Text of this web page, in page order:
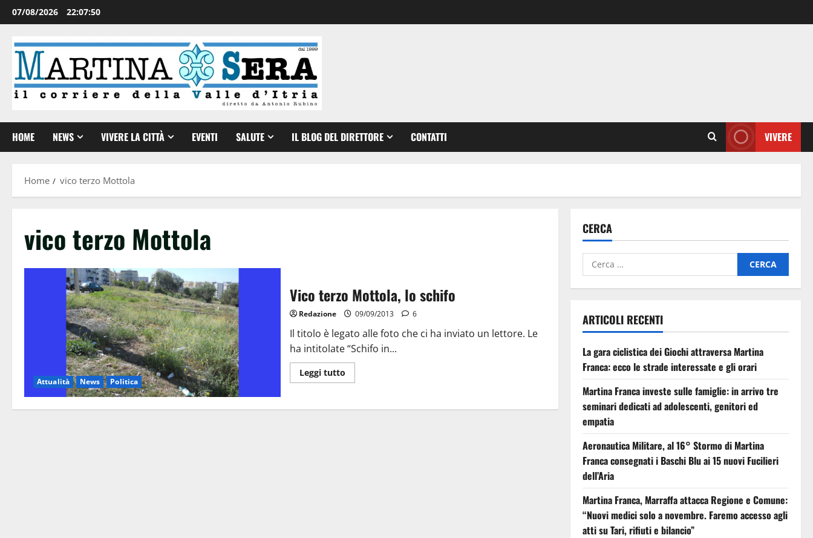
07/08/2026 22:07:50
HOME NEWS VIVERE LA CITTÀ EVENTI SALUTE IL BLOG DEL DIRETTORE CONTATTI VIVERE
Home vico terzo Mottola
vico terzo Mottola
Attualità News Politica
Vico terzo Mottola, lo schifo
Redazione 09/09/2013 6
Il titolo è legato alle foto che ci ha inviato un lettore. Le
ha intitolate “Schifo in...
Leggi tutto
CERCA
ARTICOLI RECENTI
La gara ciclistica dei Giochi attraversa Martina
Franca: ecco le strade interessate e gli orari
Martina Franca investe sulle famiglie: in arrivo tre
seminari dedicati ad adolescenti, genitori ed
empatia
Aeronautica Militare, al 16° Stormo di Martina
Franca consegnati i Baschi Blu ai 15 nuovi Fucilieri
dell’Aria
Martina Franca, Marraffa attacca Regione e Comune:
“Nuovi medici solo a novembre. Faremo accesso agli
atti su Tari, rifiuti e bilancio”